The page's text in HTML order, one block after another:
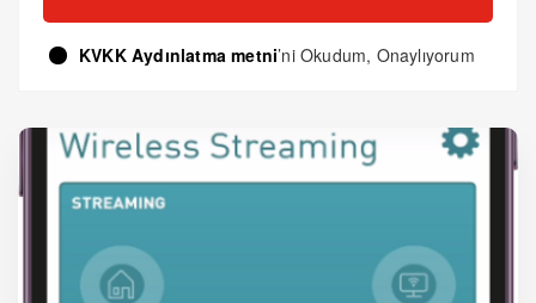
KVKK Aydınlatma metni’ni Okudum, Onaylıyorum